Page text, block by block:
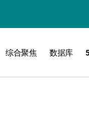
综合聚焦 数据库